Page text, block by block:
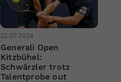
22.07.2024
Generali Open
Kitzbühel:
Schwärzler trotz
Talentprobe out